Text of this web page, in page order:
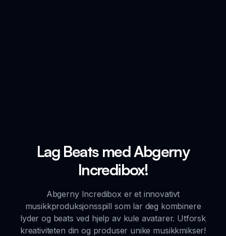
Lag Beats med Abgerny
Incredibox!
Abgerny Incredibox er et innovativt
musikkproduksjonsspill som lar deg kombinere
lyder og beats ved hjelp av kule avatarer. Utforsk
kreativiteten din og produser unike musikkmikser!